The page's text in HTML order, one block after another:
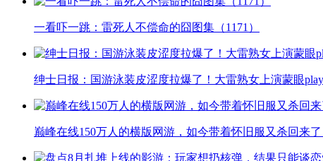
一看吓一跳：雷死人不偿命的囧图集（1171）
绅士日报：国游泳装皮涩度拉爆了！大雷熟女上演蒙眼play
巅峰在线150万人的横版网游，如今带着怀旧服又杀回来了